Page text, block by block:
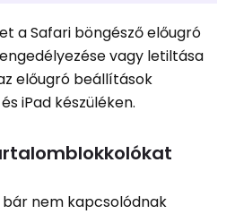
a Safari böngésző előugró
vagy letiltása
előugró beállítások
iPad készüléken.
nem kapcsolódnak